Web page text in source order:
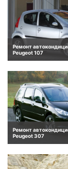
Ремонт
Peugeot 107
Ремонт
Peugeot 307